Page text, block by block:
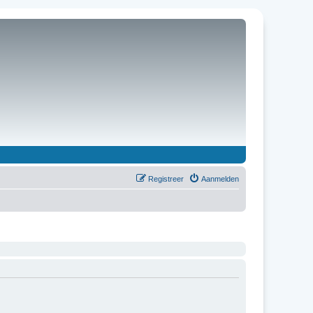
Aanmelden
Registreer